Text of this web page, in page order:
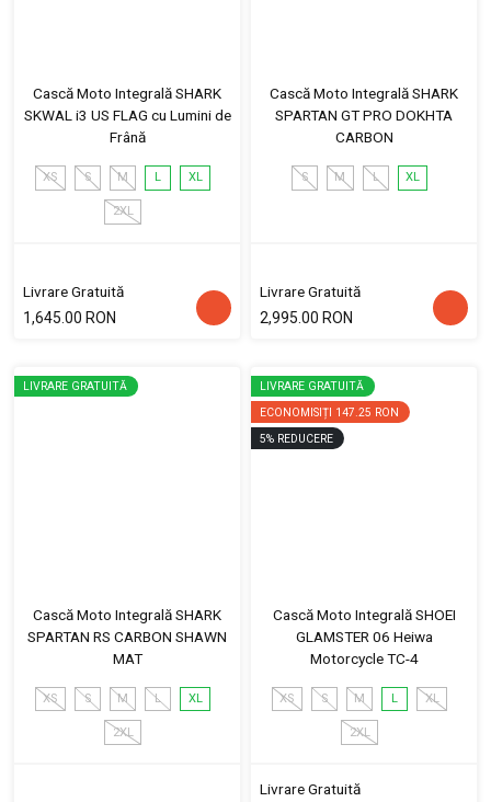
Cască Moto Integrală SHARK
SKWAL i3 US FLAG cu Lumini de
Frână
XS S M L XL
2XL
Livrare Gratuită
1,645.00 RON
Cască Moto Integrală SHARK
SPARTAN GT PRO DOKHTA
CARBON
S M L XL
Livrare Gratuită
2,995.00 RON
LIVRARE GRATUITĂ
Cască Moto Integrală SHARK
SPARTAN RS CARBON SHAWN
MAT
XS S M L XL
2XL
LIVRARE GRATUITĂ
ECONOMISIȚI 147.25 RON
5% REDUCERE
Cască Moto Integrală SHOEI
GLAMSTER 06 Heiwa
Motorcycle TC-4
XS S M L XL
2XL
Livrare Gratuită